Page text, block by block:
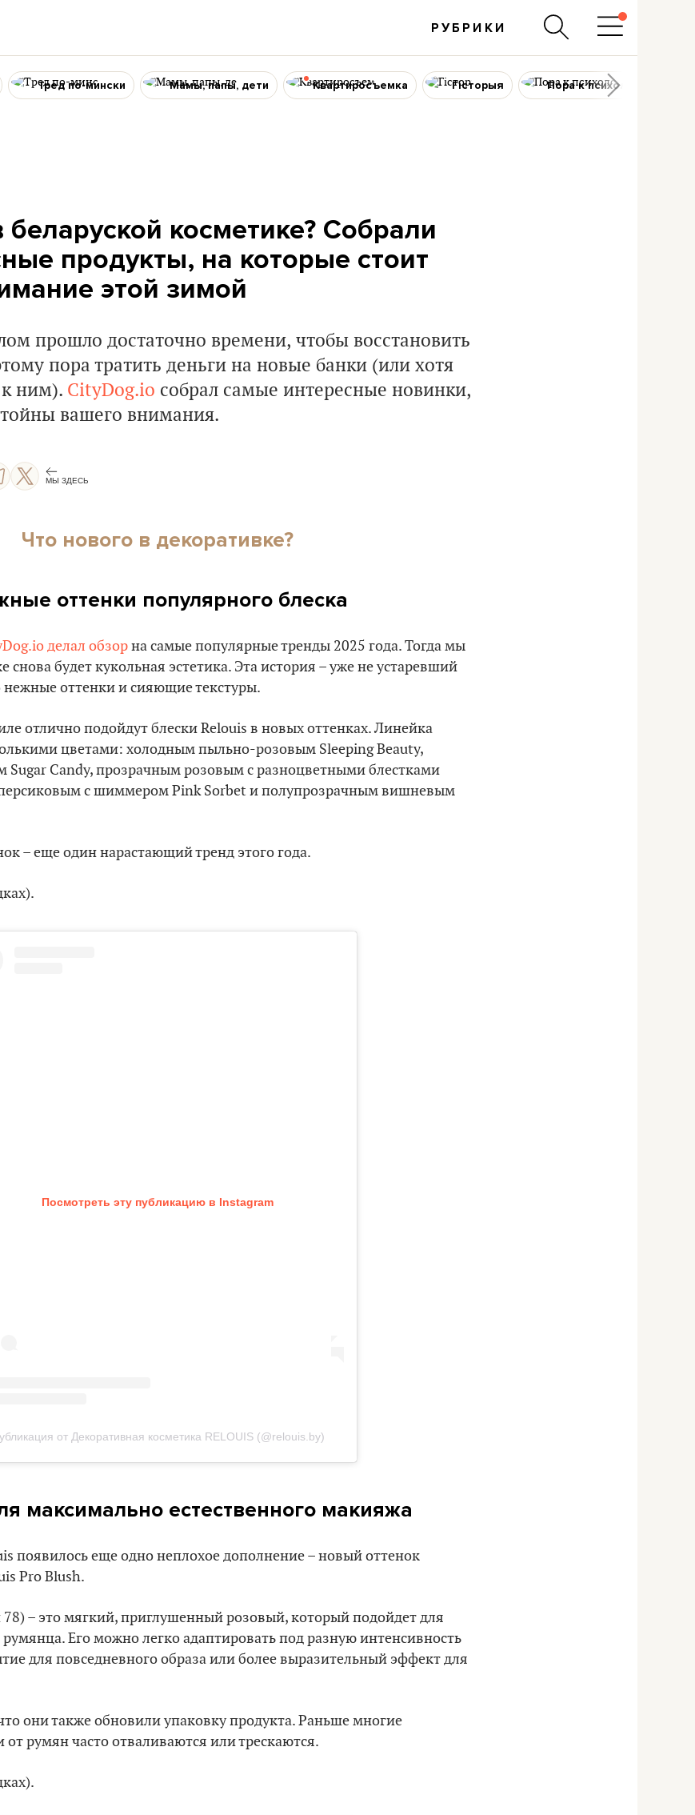
РУБРИКИ
Тред по-мински Мамы, папы, дети Квартиросъемка Гісторыя Пора к психологу
беларуской косметике? Собрали
продукты, на которые стоит
этой зимой
прошло достаточно времени, чтобы восстановить
пора тратить деньги на новые банки (или хотя
ним). СityDog.io собрал самые интересные новинки,
вашего внимания.
МЫ ЗДЕСЬ
Что нового в декоративке?
оттенки популярного блеска
делал обзорна самые популярные тренды 2025 года. Тогда мы
снова будет кукольная эстетика. Эта история – уже не устаревший
нежные оттенки и сияющие текстуры.
отлично подойдут блески Relouis в новых оттенках. Линейка
цветами: холодным пыльно-розовым Sleeping Beauty,
Candy, прозрачным розовым с разноцветными блестками
персиковым с шиммером Pink Sorbet и полупрозрачным вишневым
– еще один нарастающий тренд этого года.
Посмотреть эту публикацию в Instagram
от Декоративная косметика RELOUIS (@relouis.by)
максимально естественного макияжа
появилось еще одно неплохое дополнение – новый оттенок
Pro Blush.
78) – это мягкий, приглушенный розовый, который подойдет для
румянца. Его можно легко адаптировать под разную интенсивность
для повседневного образа или более выразительный эффект для
они также обновили упаковку продукта. Раньше многие
румян часто отваливаются или трескаются.